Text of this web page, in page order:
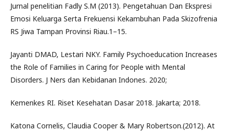
Jurnal penelitian Fadly S.M (2013). Pengetahuan Dan Ekspresi
Emosi Keluarga Serta Frekuensi Kekambuhan Pada Skizofrenia
RS Jiwa Tampan Provinsi Riau.1–15.
Jayanti DMAD, Lestari NKY. Family Psychoeducation Increases
the Role of Families in Caring for People with Mental
Disorders. J Ners dan Kebidanan Indones. 2020;
Kemenkes RI. Riset Kesehatan Dasar 2018. Jakarta; 2018.
Katona Cornelis, Claudia Cooper & Mary Robertson.(2012). At